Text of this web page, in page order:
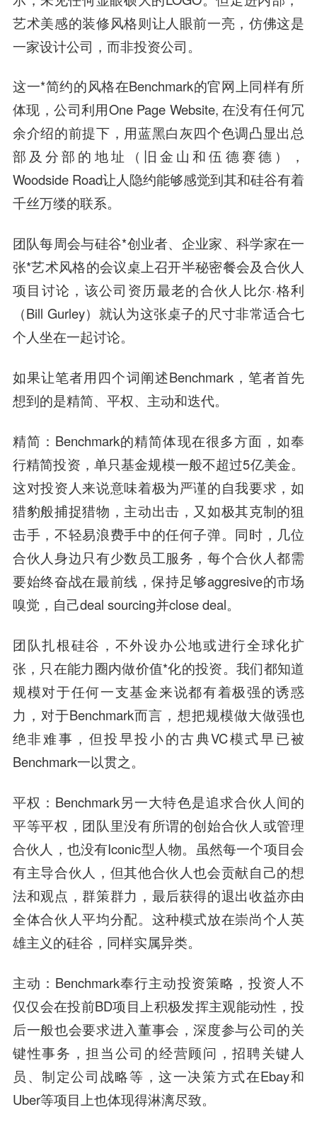
艺术美感的装修风格则让人眼前一亮，仿佛这是
一家设计公司，而非投资公司。
这一*简约的风格在Benchmark的官网上同样有所
体现，公司利用One Page Website, 在没有任何冗
余介绍的前提下，用蓝黑白灰四个色调凸显出总
部及分部的地址（旧金山和伍德赛德），
Woodside Road让人隐约能够感觉到其和硅谷有着
千丝万缕的联系。
团队每周会与硅谷*创业者、企业家、科学家在一
张*艺术风格的会议桌上召开半秘密餐会及合伙人
项目讨论，该公司资历最老的合伙人比尔·格利
（Bill Gurley）就认为这张桌子的尺寸非常适合七
个人坐在一起讨论。
如果让笔者用四个词阐述Benchmark，笔者首先
想到的是精简、平权、主动和迭代。
精简： Benchmark的精简体现在很多方面，如奉
行精简投资，单只基金规模一般不超过5亿美金。
这对投资人来说意味着极为严谨的自我要求，如
猎豹般捕捉猎物，主动出击，又如极其克制的狙
击手，不轻易浪费手中的任何子弹。同时，几位
合伙人身边只有少数员工服务，每个合伙人都需
要始终奋战在最前线，保持足够aggresive的市场
嗅觉，自己deal sourcing并close deal。
团队扎根硅谷，不外设办公地或进行全球化扩
张，只在能力圈内做价值*化的投资。我们都知道
规模对于任何一支基金来说都有着极强的诱惑
力，对于Benchmark而言，想把规模做大做强也
绝非难事，但投早投小的古典VC模式早已被
Benchmark一以贯之。
平权： Benchmark另一大特色是追求合伙人间的
平等平权，团队里没有所谓的创始合伙人或管理
合伙人，也没有Iconic型人物。虽然每一个项目会
有主导合伙人，但其他合伙人也会贡献自己的想
法和观点，群策群力，最后获得的退出收益亦由
全体合伙人平均分配。这种模式放在崇尚个人英
雄主义的硅谷，同样实属异类。
主动： Benchmark奉行主动投资策略，投资人不
仅仅会在投前BD项目上积极发挥主观能动性，投
后一般也会要求进入董事会，深度参与公司的关
键性事务，担当公司的经营顾问，招聘关键人
员、制定公司战略等，这一决策方式在Ebay和
Uber等项目上也体现得淋漓尽致。